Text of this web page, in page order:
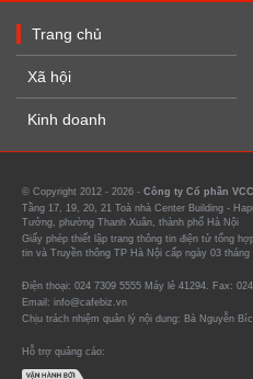
Trang chủ
Xã hội
Kinh doanh
© Copyright 2012 - 2026 - Công ty Cổ phần
Tầng 17, 19, 20, 21 Toà nhà Center Building -
Tưởng, phường Thanh Xuân, thành phố Hà Nội
Giấy phép thiết lập trang thông tin điện tử tổng
tin và Truyền thông TP Hà Nội cấp ngày 03 tháng
Điện thoại: 024 7309 5555 Máy lẻ 41294. Fax:
Email: info@cafebiz.vn
Chịu trách nhiệm quản lý nội dung: Bà Nguyễn
Hỗ trợ quảng cáo: